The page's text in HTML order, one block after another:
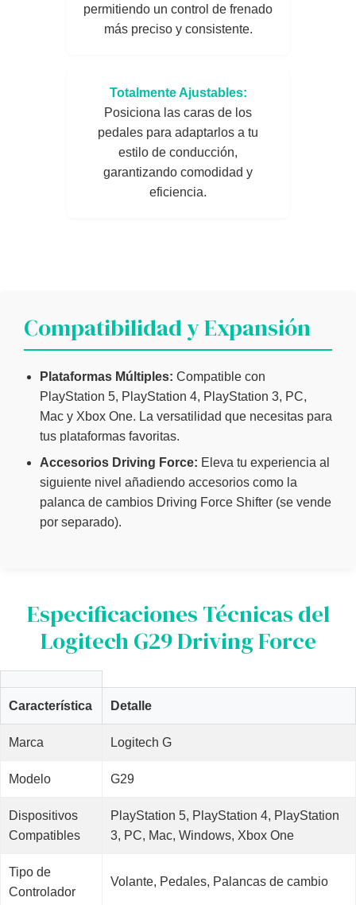
permitiendo un control de frenado
más preciso y consistente.
Totalmente Ajustables:
Posiciona las caras de los
pedales para adaptarlos a tu
estilo de conducción,
garantizando comodidad y
eficiencia.
Compatibilidad y Expansión
Plataformas Múltiples: Compatible con
PlayStation 5, PlayStation 4, PlayStation 3, PC,
Mac y Xbox One. La versatilidad que necesitas para
tus plataformas favoritas.
Accesorios Driving Force: Eleva tu experiencia al
siguiente nivel añadiendo accesorios como la
palanca de cambios Driving Force Shifter (se vende
por separado).
Especificaciones Técnicas del
Logitech G29 Driving Force
Característica Detalle
Marca Logitech G
Modelo G29
Dispositivos
Compatibles
PlayStation 5, PlayStation 4, PlayStation
3, PC, Mac, Windows, Xbox One
Tipo de
Controlador
Volante, Pedales, Palancas de cambio